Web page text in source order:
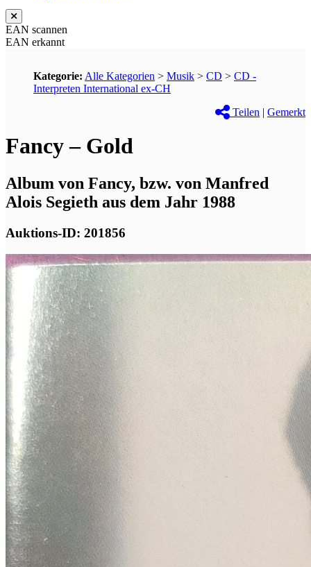
EAN scannen
EAN erkannt
Kategorie: Alle Kategorien > Musik > CD > CD -
Interpreten International ex-CH
Teilen | Gemerkt
Fancy – Gold
Album von Fancy, bzw. von Manfred
Alois Segieth aus dem Jahr 1988
Auktions-ID: 201856